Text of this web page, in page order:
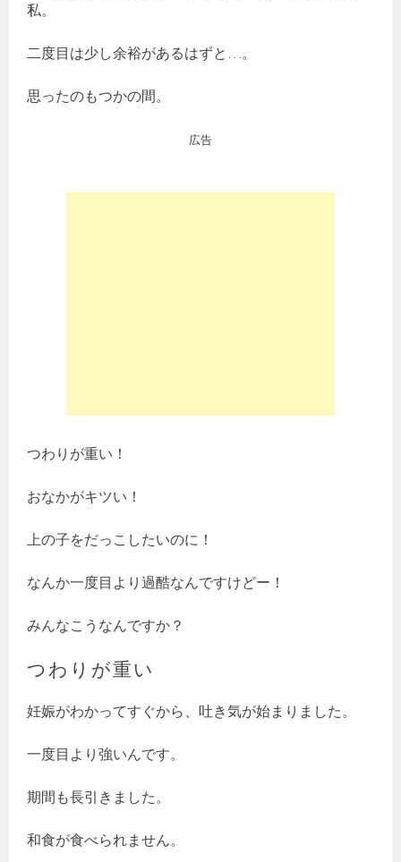
私。
二度目は少し余裕があるはずと…。
思ったのもつかの間。
広告
つわりが重い！
おなかがキツい！
上の子をだっこしたいのに！
なんか一度目より過酷なんですけどー！
みんなこうなんですか？
つわりが重い
妊娠がわかってすぐから、吐き気が始まりました。
一度目より強いんです。
期間も長引きました。
和食が食べられません。